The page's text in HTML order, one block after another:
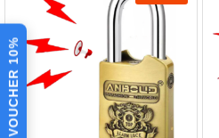
VOUCHER 10%